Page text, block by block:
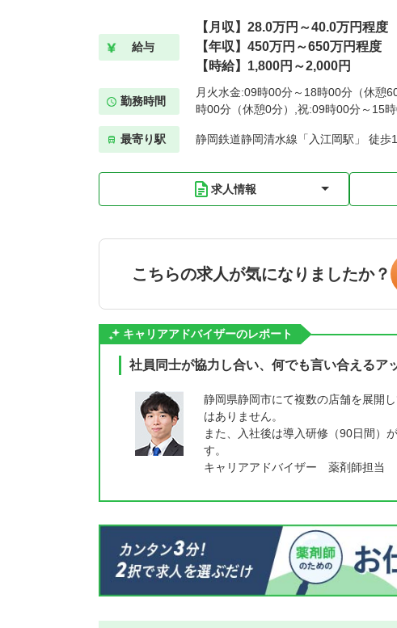
給与
【月収】28.0万円～40.0万円程度
【年収】450万円～650万円程度
【時給】1,800円～2,000円
勤務時間
月火水金:09時00分～18時00分（休憩
時00分（休憩0分）,祝:09時00分～15時
最寄り駅 静岡鉄道静岡清水線「入江岡駅」 徒歩
求人情報
こちらの求人が気になりましたか？
キャリアアドバイザーのレポート
社員同士が協力し合い、何でも言い合えるア
静岡県静岡市にて複数の店舗を展開
はありません。
また、入社後は導入研修（90日間）
す。
キャリアアドバイザー 薬剤師担当